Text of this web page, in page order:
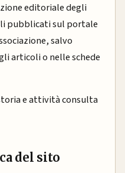
editoriale degli
pubblicati sul portale
salvo
articoli o nelle schede
e attività consulta
del sito